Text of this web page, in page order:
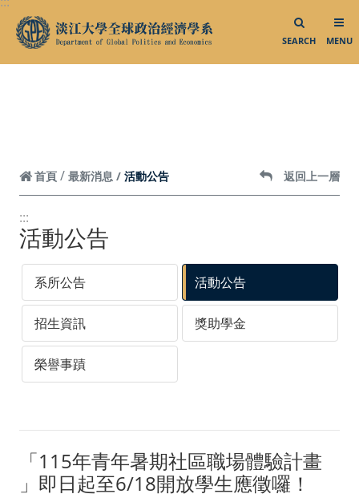
跳到頁面主要內容區
SEARCH MENU
首頁 最新消息 活動公告 返回上一層
:::
活動公告
系所公告 活動公告
招生資訊 獎助學金
榮譽事蹟
「115年青年暑期社區職場體驗計畫
」即日起至6/18開放學生應徵囉！